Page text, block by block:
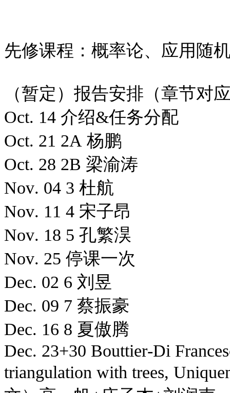
先修课程：概率论、应用随
（暂定）报告安排（章节对
Oct. 14 介绍&任务分配
Oct. 21 2A 杨鹏
Oct. 28 2B 梁渝涛
Nov. 04 3 杜航
Nov. 11 4 宋子昂
Nov. 18 5 孔繁淏
Nov. 25 停课一次
Dec. 02 6 刘昱
Dec. 09 7 蔡振豪
Dec. 16 8 夏傲腾
Dec. 23+30 Bouttier-Di
triangulation with trees,